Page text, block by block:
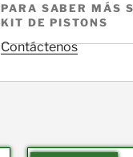
PARA SABER MÁS
KIT DE PISTONS
Contáctenos